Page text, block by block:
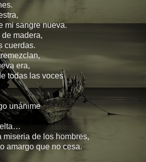
mi sangre nueva.
madera,
cuerdas.
era,
todas las voces
unánime
miseria de los hombres,
amargo que no cesa.